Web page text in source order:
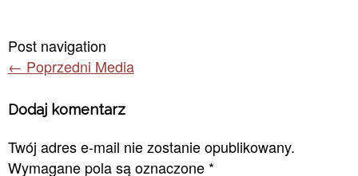
Post navigation
← Poprzedni Media
Dodaj komentarz
Twój adres e-mail nie zostanie opublikowany.
Wymagane pola są oznaczone *